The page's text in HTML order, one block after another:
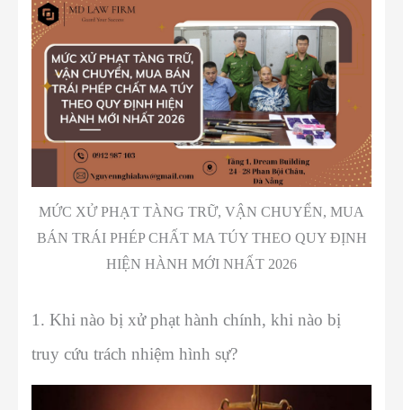
MỨC XỬ PHẠT TÀNG TRỮ, VẬN CHUYỂN, MUA
BÁN TRÁI PHÉP CHẤT MA TÚY THEO QUY ĐỊNH
HIỆN HÀNH MỚI NHẤT 2026
1. Khi nào bị xử phạt hành chính, khi nào bị
truy cứu trách nhiệm hình sự?